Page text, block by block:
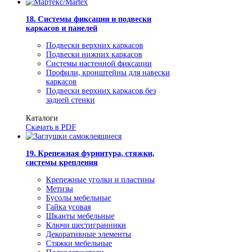
18. Системы фиксации и подвески
каркасов и панелей
Подвески верхних каркасов
Подвески нижних каркасов
Системы настенной фиксации
Профили, кронштейны для навески
каркасов
Подвески верхних каркасов без
задней стенки
Каталоги
Скачать в PDF
19. Крепежная фурнитура, стяжки,
системы крепления
Крепежные уголки и пластины
Метизы
Бусолы мебельные
Гайка усовая
Шканты мебельные
Ключи шестигранники
Декоративные элементы
Стяжки мебельные